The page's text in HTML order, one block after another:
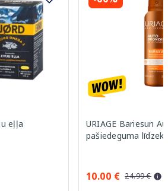
eļļa
URIAGE Bariesun
pašiedeguma
10.00 € 24.99 €